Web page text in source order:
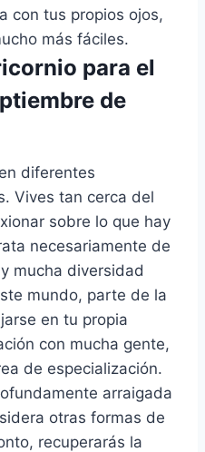
con tus propios ojos,
más fáciles.
para el
de
diferentes
Vives tan cerca del
sobre lo que hay
necesariamente de
mucha diversidad
mundo, parte de la
en tu propia
con mucha gente,
de especialización.
arraigada
otras formas de
recuperarás la